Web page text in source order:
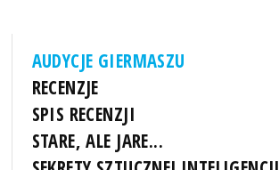
AUDYCJE GIERMASZU
RECENZJE
SPIS RECENZJI
STARE, ALE JARE...